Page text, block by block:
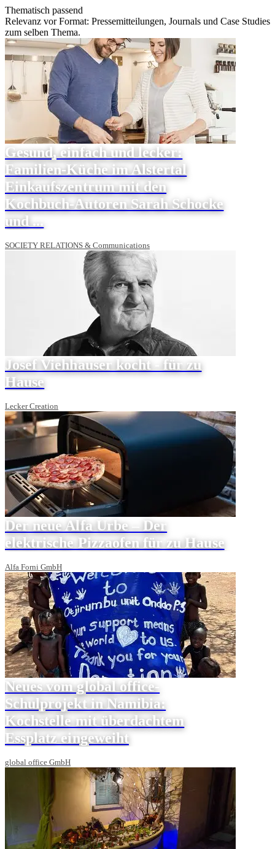
Thematisch passend
Relevanz vor Format: Pressemitteilungen, Journals und Case Studies
zum selben Thema.
Gesund, einfach und lecker:
Familien-Küche im Alstertal
Einkaufszentrum mit den
Kochbuch-Autoren Sarah Schocke
und ...
SOCIETY RELATIONS & Communications
Josef Viehhauser kocht - für zu
Hause
Lecker Creation
Der neue Alfa Urbe – Der
elektrische Pizzaofen für zu Hause
Alfa Forni GmbH
Neues vom global office-
Schulprojekt in Namibia:
Kochstelle mit überdachtem
Essplatz eingeweiht
global office GmbH